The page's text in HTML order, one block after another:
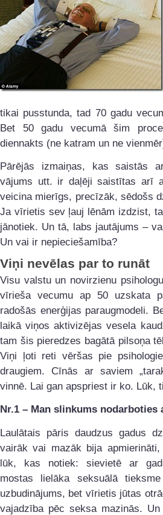
tikai pusstunda, tad 70 gadu
Bet 50 gadu vecumā šim
diennakts (ne katram un ne
Pārējās izmaiņas, kas saistās
vājums utt. ir daļēji saistītas arī
veicina mierīgs, precīzāk, sēdošs
Ja vīrietis sev ļauj lēnām izdzist,
jānotiek. Un tā, labs jautājums –
Un vai ir nepieciešamība?
Viņi nevēlas par to runāt
Visu valstu un novirzienu
vīrieša vecumu ap 50 uzskata
radošās enerģijas paraugmodeli.
laikā viņos aktivizējas vesela
tam šis pieredzes bagātā pilsoņa
Viņi ļoti reti vēršas pie
draugiem. Cīnās ar saviem
vinnē. Lai gan apspriest ir ko. Lūk,
Nr.1 – Man slinkums nodarboties
Laulātais pāris daudzus gadus
vairāk vai mazāk bija
lūk, kas notiek: sievietē ar
mostas lielāka seksuālā
uzbudinājums, bet vīrietis jūtas
vajadzība pēc seksa mazinās. Un